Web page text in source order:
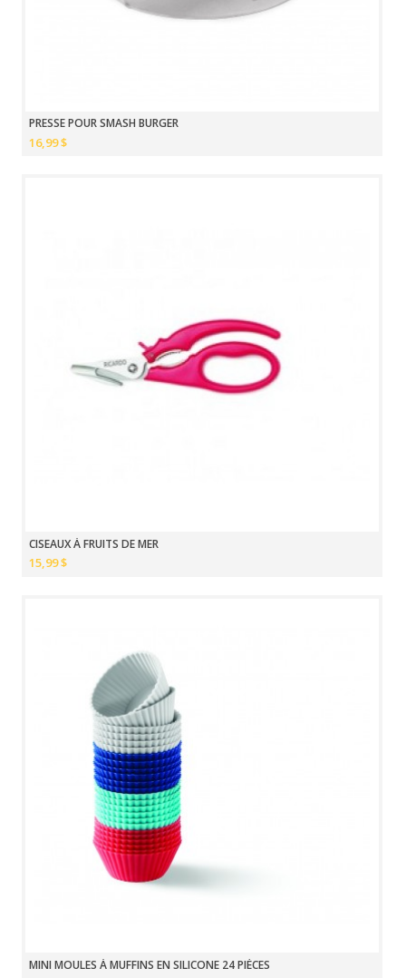
PRESSE POUR SMASH BURGER
16,99 $
CISEAUX À FRUITS DE MER
15,99 $
MINI MOULES À MUFFINS EN SILICONE 24 PIÈCES